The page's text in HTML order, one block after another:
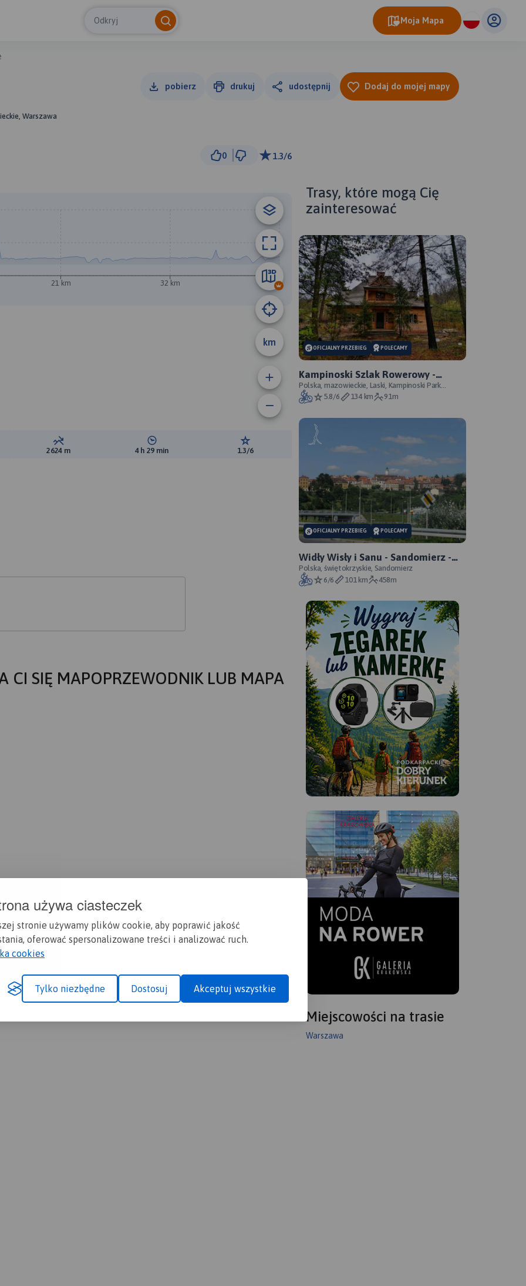
używa ciasteczek
stronie używamy plików cookie, aby poprawić jakość
oferować spersonalizowane treści i analizować ruch.
cookies
Tylko niezbędne Dostosuj Akceptuj wszystkie
Odkryj Moja Mapa
pobierz drukuj udostępnij Dodaj do mojej mapy
Warszawa
0 1.3/6
km
21 km 32 km 43 km
Suma spadków:
2624 m Średni czas potrzebny na pokonanie trasy:
4 h 29 min Ocena trasy:
1.3/6
CI SIĘ MAPOPRZEWODNIK LUB MAPA
Trasy, które mogą Cię
zainteresować
OFICJALNY PRZEBIEG POLECAMY
Kampinoski Szlak Rowerowy -
oficjalny przebieg szlaku
Polska, mazowieckie, Laski, Kampinoski Park
Narodowy5.8/6 134 km 91m
OFICJALNY PRZEBIEG POLECAMY
Widły Wisły i Sanu - Sandomierz -
Zawichost - Annopol - oficjalny
przebieg
Polska, świętokrzyskie, Sandomierz
6/6
101 km 458m
Miejscowości na trasie
Warszawa